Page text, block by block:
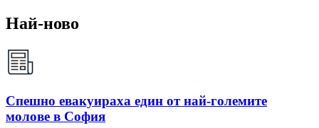
Най-ново
Спешно евакуираха един от най-големите
молове в София